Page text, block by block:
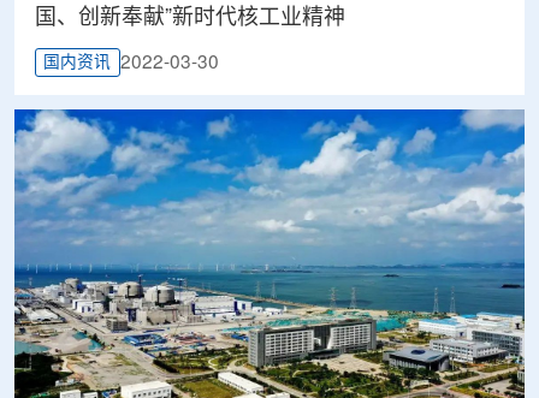
国、创新奉献”新时代核工业精神
国内资讯 2022-03-30